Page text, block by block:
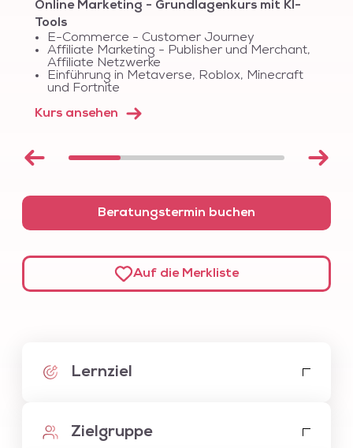
Online Marketing - Grundlagenkurs mit KI-
Tools
E-Commerce - Customer Journey
Affiliate Marketing - Publisher und Merchant,
Affiliate Netzwerke
Einführung in Metaverse, Roblox, Minecraft
und Fortnite
Kurs ansehen
Beratungstermin buchen
Auf die Merkliste
Lernziel
Verständnis von E-Commerce und der
professionellen Content Erstellung. Sie
Zielgruppe